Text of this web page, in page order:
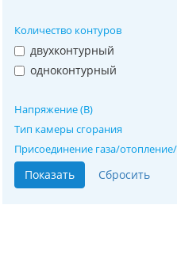
Количество контуров
двухконтурный
одноконтурный
Напряжение (В)
Тип камеры сгорания
Присоединение газа/